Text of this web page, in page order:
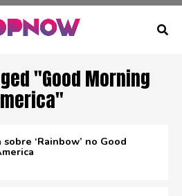
"Good Morning
sobre ‘Rainbow’ no Good